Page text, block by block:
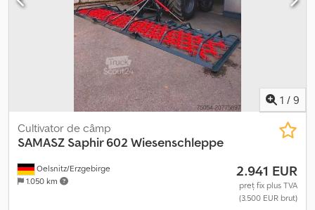
1 / 9
Oelsnitz/Erzgebirge
1.050 km
Cultivator de câmp
SAMASZ Saphir 602 Wiesenschleppe
2.941 EUR
preț fix plus TVA
(3.500 EUR brut)